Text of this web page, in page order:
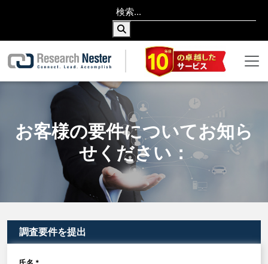
お客様の要件についてお知ら
せください：
調査要件を提出